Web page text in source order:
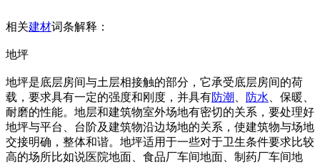
相关建材词条解释：
地坪
地坪是底层房间与土层相接触的部分，它承受底层房间的荷
载，要求具有一定的强度和刚度，并具有防潮 防水 、保暖、
耐磨的性能。地层和建筑物室外场地有密切的关系，要处理好
地坪与平台、台阶及建筑物沿边场地的关系，使建筑物与场地
交接明确，整体和谐。地坪适用于一些对于卫生条件要求比较
高的场所比如说医院地面、食品厂车间地面、制药厂车间地